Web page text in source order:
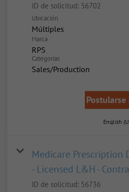
ID de solicitud: 56702
Ubicación
Múltiples
Marca
RPS
Categorías
Sales/Production
Postularse
English
Medicare Prescription
- Licensed L&H -
ID de solicitud: 56736